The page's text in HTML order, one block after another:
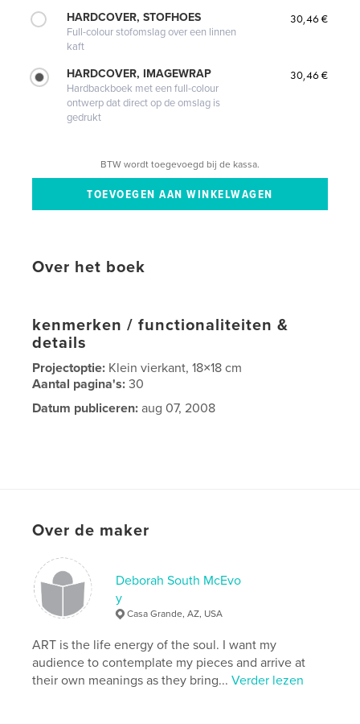
HARDCOVER, STOFHOES
Full-colour stofomslag over een linnen
kaft
30,46 €
HARDCOVER, IMAGEWRAP
Hardbackboek met een full-colour
ontwerp dat direct op de omslag is
gedrukt
30,46 €
BTW wordt toegevoegd bij de kassa.
Over het boek
kenmerken / functionaliteiten &
details
Projectoptie: Klein vierkant, 18×18 cm
Aantal pagina's:30
Datum publiceren: aug 07, 2008
Over de maker
Deborah South McEvo
y
Casa Grande, AZ, USA
ART is the life energy of the soul. I want my
audience to contemplate my pieces and arrive at
their own meanings as they bring...Verder lezen